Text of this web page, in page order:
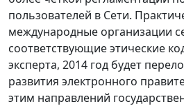
пользователей в Сети.
международные организации
соответствующие этические
эксперта, 2014 год будет
развития электронного
этим направлений